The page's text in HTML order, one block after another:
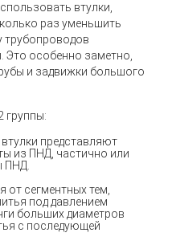
втулки,
раз уменьшить
трубопроводов
особенно заметно,
и задвижки большого
группы:
втулки представляют
из ПНД, частично или
ПНД.
от сегментных тем,
под давлением
больших диаметров
с последующей